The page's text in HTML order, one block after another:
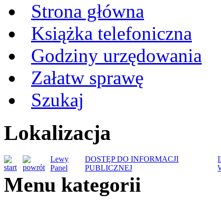
Strona główna
Książka telefoniczna
Godziny urzędowania
Załatw sprawę
Szukaj
Lokalizacja
Lewy
Panel
DOSTĘP DO INFORMACJI
PUBLICZNEJ
Menu kategorii